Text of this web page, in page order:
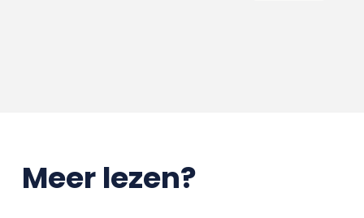
Meer lezen?